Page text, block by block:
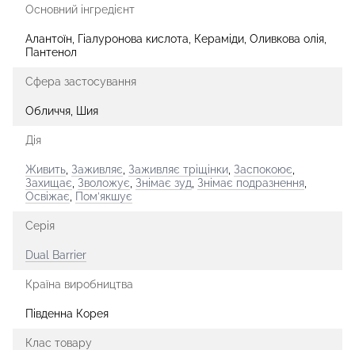
Основний інгредієнт
Алантоїн, Гіалуронова кислота, Кераміди, Оливкова олія,
Пантенол
Сфера застосування
Обличчя, Шия
Дія
Живить Заживляє Заживляє тріщінки Заспокоює
Захищає Зволожує Знімає зуд Знімає подразнення
Освіжає
Пом’якшує
Серія
Dual Barrier
Країна виробництва
Південна Корея
Клас товару